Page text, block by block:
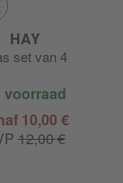
HAY
set van 4
voorraad
10,00 €
12,00 €